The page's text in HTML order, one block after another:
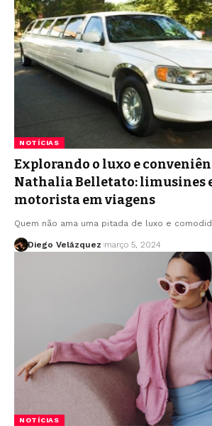
NOTÍCIAS
Explorando o luxo e
Nathalia Belletato: limusines
motorista em viagens
Quem não ama uma pitada de luxo e
Diego Velázquez março 5, 2024
NOTÍCIAS